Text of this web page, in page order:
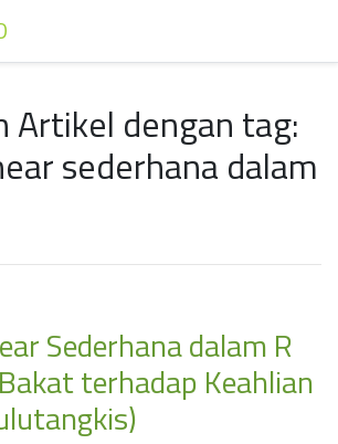
Artikel dengan tag:
sederhana dalam
Sederhana dalam R
terhadap Keahlian